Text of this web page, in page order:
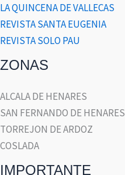
LA QUINCENA DE VALLECAS
REVISTA SANTA EUGENIA
REVISTA SOLO PAU
ZONAS
ALCALA DE HENARES
SAN FERNANDO DE HENARES
TORREJON DE ARDOZ
COSLADA
IMPORTANTE